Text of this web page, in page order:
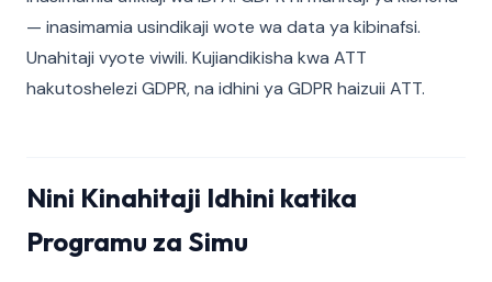
— inasimamia usindikaji wote wa data ya kibinafsi.
Unahitaji vyote viwili. Kujiandikisha kwa ATT
hakutoshelezi GDPR, na idhini ya GDPR haizuii ATT.
Nini Kinahitaji Idhini katika
Programu za Simu